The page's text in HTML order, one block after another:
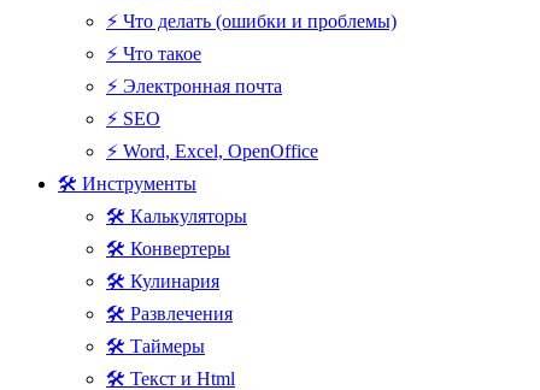
⚡ Что делать (ошибки и проблемы)
⚡ Что такое
⚡ Электронная почта
⚡ SEO
⚡ Word, Excel, OpenOffice
🛠 Инструменты
🛠 Калькуляторы
🛠 Конвертеры
🛠 Кулинария
🛠 Развлечения
🛠 Таймеры
🛠 Текст и Html